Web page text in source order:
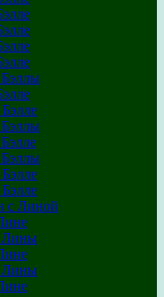
Бэллы
Бэллы
Бэллы
с Линой
Лины
Лины